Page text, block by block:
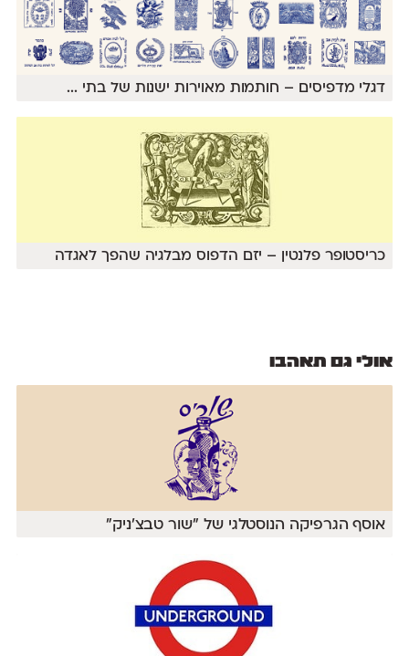
דגלי מדפיסים – חותמות מאוירות ישנות של בתי ...
כריסטופר פלנטין – יזם הדפוס מבלגיה שהפך לאגדה
אולי גם תאהבו
אוסף הגרפיקה הנוסטלגי של "שור טבצ'ניק"